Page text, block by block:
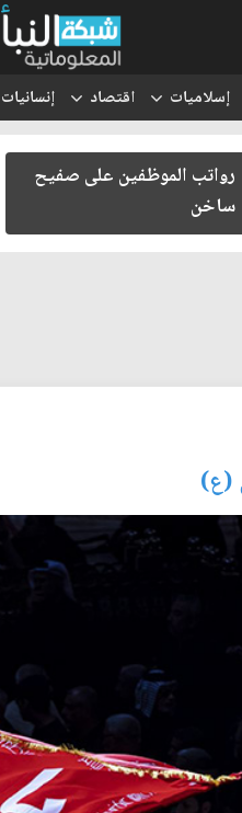
إسلاميات اقتصاد إنسانيات
رواتب الموظفين على صفيح
ساخن
(ع)